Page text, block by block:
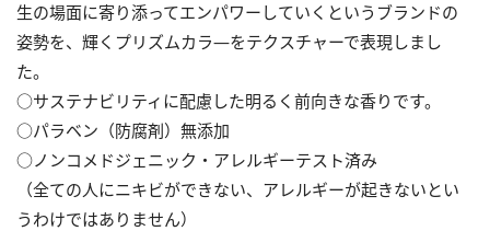
生の場面に寄り添ってエンパワーしていくというブランドの
姿勢を、輝くプリズムカラ―をテクスチャーで表現しまし
た。
○サステナビリティに配慮した明るく前向きな香りです。
○パラベン（防腐剤）無添加
○ノンコメドジェニック・アレルギーテスト済み
（全ての人にニキビができない、アレルギーが起きないとい
うわけではありません）